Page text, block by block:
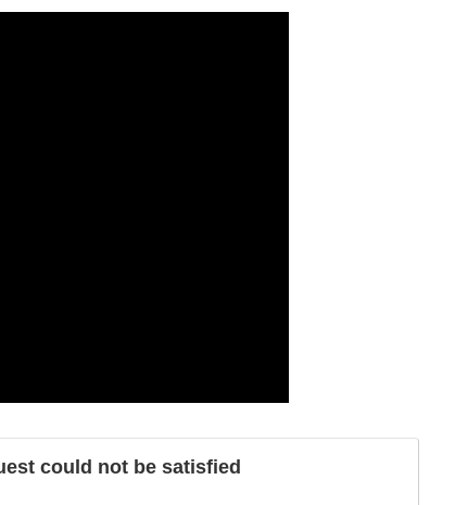
could not be satisfied